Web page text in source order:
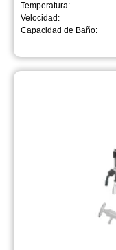
Temperatura:
Velocidad:
Capacidad de Baño: